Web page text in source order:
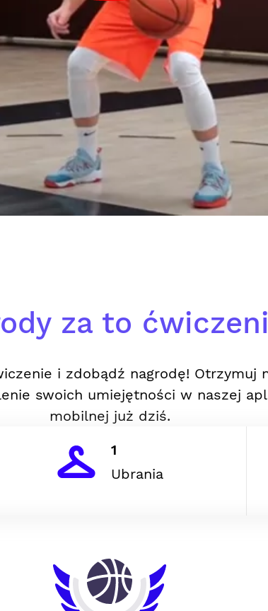
za to
i zdobądź nagrodę! Otrzymuj
swoich umiejętności w naszej
mobilnej już dziś.
1
Ubrania